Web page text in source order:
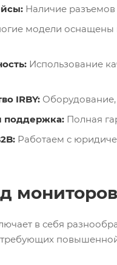
Наличие
модели оснащены
Использование
IRBY: Оборудование,
поддержка: Полная
Работаем с
в себя